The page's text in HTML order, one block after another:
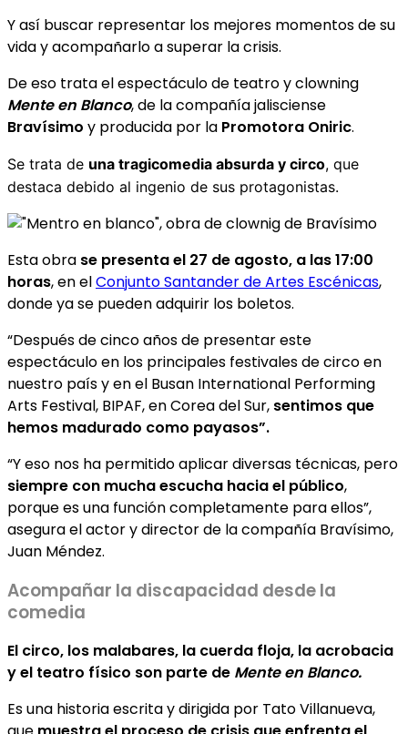
Y así buscar representar los mejores momentos de su
vida y acompañarlo a superar la crisis.
De eso trata el espectáculo de teatro y clowning
Mente en Blanco, de la compañía jalisciense
Bravísimo y producida por la Promotora Oniric.
Se trata de una tragicomedia absurda y circo, que
destaca debido al ingenio de sus protagonistas.
Esta obra se presenta el 27 de agosto, a las 17:00
horas, en elConjunto Santander de Artes Escénicas,
donde ya se pueden adquirir los boletos.
“Después de cinco años de presentar este
espectáculo en los principales festivales de circo en
nuestro país y en el Busan International Performing
Arts Festival, BIPAF, en Corea del Sur, sentimos que
hemos madurado como payasos”.
“Y eso nos ha permitido aplicar diversas técnicas, pero
siempre con mucha escucha hacia el público,
porque es una función completamente para ellos”,
asegura el actor y director de la compañía Bravísimo,
Juan Méndez.
Acompañar la discapacidad desde la
comedia
El circo, los malabares, la cuerda floja, la acrobacia
y el teatro físico son parte de Mente en Blanco.
Es una historia escrita y dirigida por Tato Villanueva,